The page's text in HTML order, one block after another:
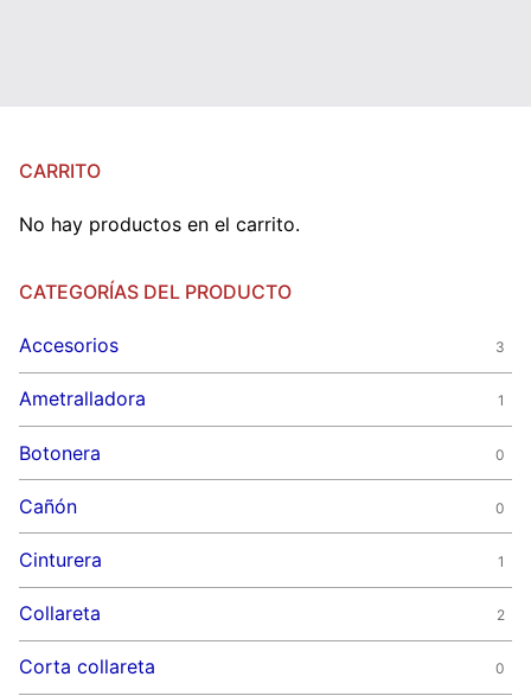
CARRITO
No hay productos en el carrito.
CATEGORÍAS DEL PRODUCTO
Accesorios 3
Ametralladora 1
Botonera 0
Cañón 0
Cinturera 1
Collareta 2
Corta collareta 0